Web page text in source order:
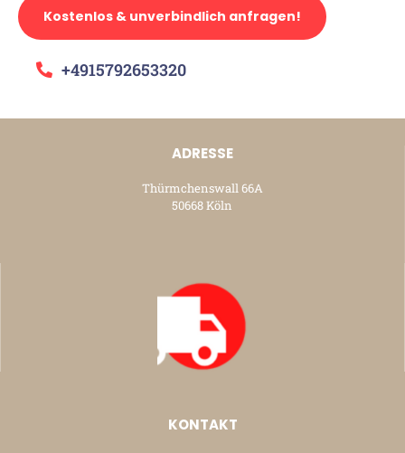
Kostenlos & unverbindlich anfragen!
+4915792653320
ADRESSE
Thürmchenswall 66A
50668 Köln
KONTAKT